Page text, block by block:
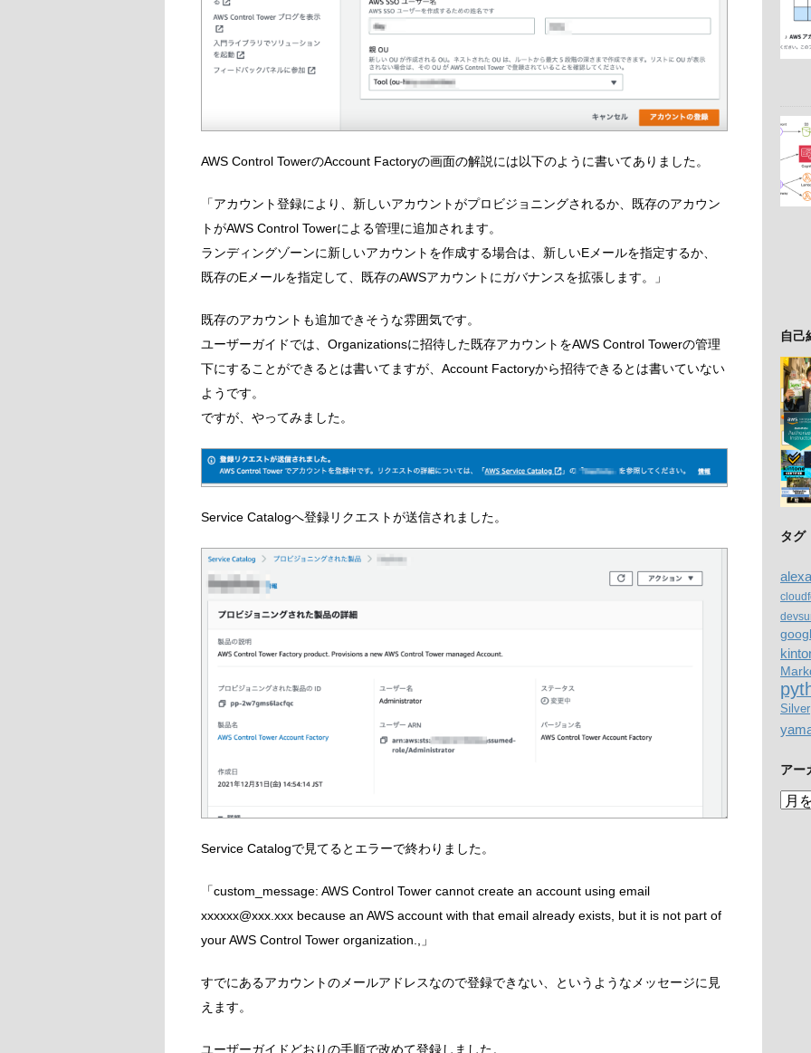
AWS Control TowerのAccount Factoryの画面の解説には以下のように書いてありました。
「アカウント登録により、新しいアカウントがプロビジョニングされるか、既存のアカウン
トがAWS Control Towerによる管理に追加されます。
ランディングゾーンに新しいアカウントを作成する場合は、新しいEメールを指定するか、
既存のEメールを指定して、既存のAWSアカウントにガバナンスを拡張します。」
既存のアカウントも追加できそうな雰囲気です。
ユーザーガイドでは、Organizationsに招待した既存アカウントをAWS Control Towerの管理
下にすることができるとは書いてますが、Account Factoryから招待できるとは書いていない
ようです。
ですが、やってみました。
Service Catalogへ登録リクエストが送信されました。
Service Catalogで見てるとエラーで終わりました。
「custom_message: AWS Control Tower cannot create an account using email
xxxxxx@xxx.xxx because an AWS account with that email already exists, but it is not part of
your AWS Control Tower organization.,」
すでにあるアカウントのメールアドレスなので登録できない、というようなメッセージに見
えます。
ユーザーガイドどおりの手順で改めて登録しました。
自己
タグ
alexa
Silver
アー
ア